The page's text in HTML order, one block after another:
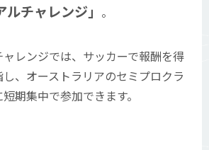
ルチャレンジ」 。
レンジでは、サッカーで報酬を得
、オーストラリアのセミプロクラ
期集中で参加できます。